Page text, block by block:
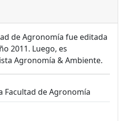
de Agronomía fue editada
2011. Luego, es
Agronomía & Ambiente.
Facultad de Agronomía